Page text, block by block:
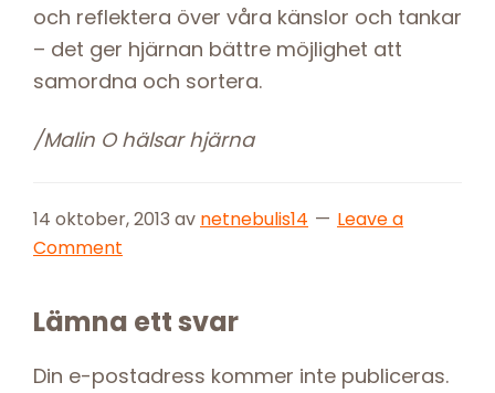
och reflektera över våra känslor och tankar
– det ger hjärnan bättre möjlighet att
samordna och sortera.
/Malin O hälsar hjärna
14 oktober, 2013 av netnebulis14
Leave a
Comment
Reader
Interactions
Lämna ett svar
Din e-postadress kommer inte publiceras.